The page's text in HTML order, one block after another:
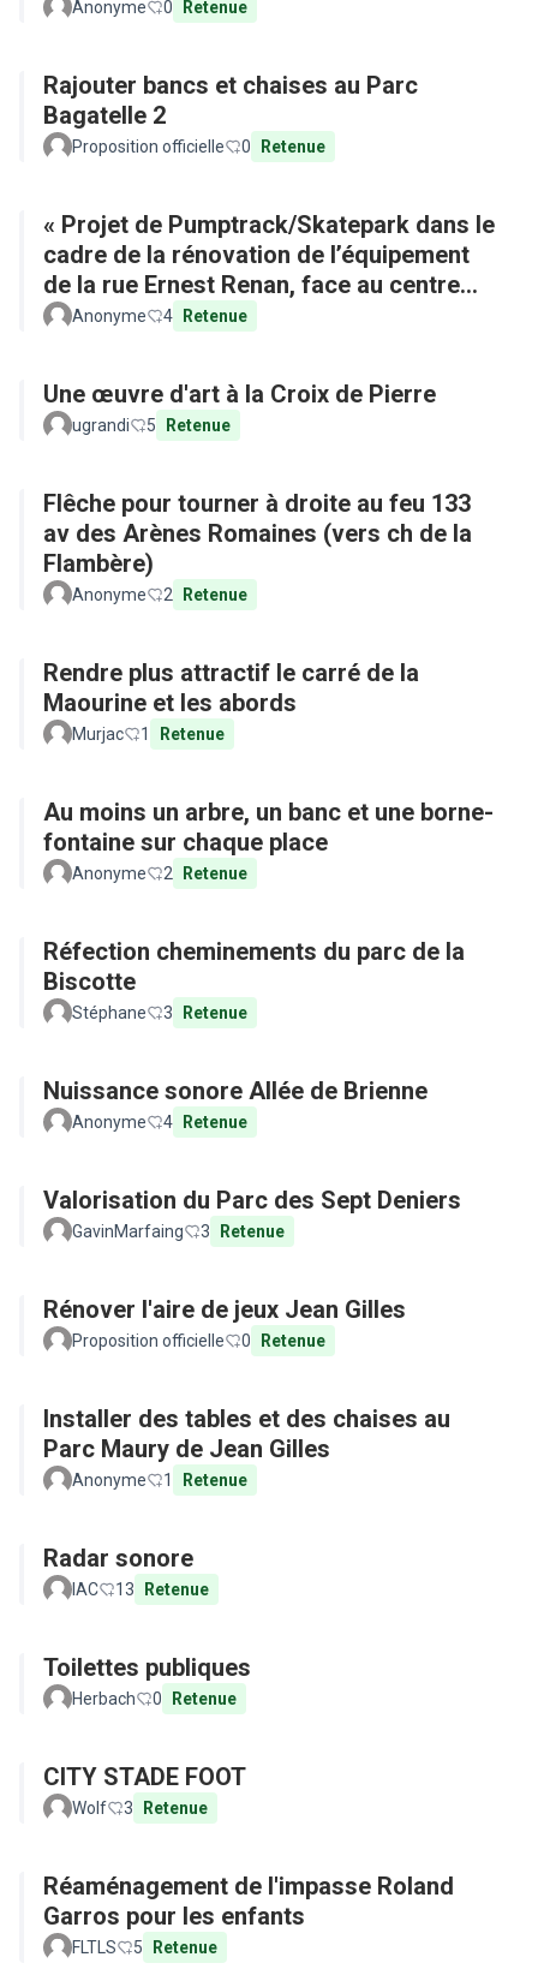
Anonyme 0 Retenue
Rajouter bancs et chaises au Parc
Bagatelle 2
Proposition officielle 0 Retenue
« Projet de Pumptrack/Skatepark dans le
cadre de la rénovation de l’équipement
de la rue Ernest Renan, face au centre
commercial »
Anonyme 4 Retenue
Une œuvre d'art à la Croix de Pierre
ugrandi 5 Retenue
Flêche pour tourner à droite au feu 133
av des Arènes Romaines (vers ch de la
Flambère)
Anonyme 2 Retenue
Rendre plus attractif le carré de la
Maourine et les abords
Murjac 1 Retenue
Au moins un arbre, un banc et une borne-
fontaine sur chaque place
Anonyme 2 Retenue
Réfection cheminements du parc de la
Biscotte
Stéphane 3 Retenue
Nuissance sonore Allée de Brienne
Anonyme 4 Retenue
Valorisation du Parc des Sept Deniers
GavinMarfaing 3 Retenue
Rénover l'aire de jeux Jean Gilles
Proposition officielle 0 Retenue
Installer des tables et des chaises au
Parc Maury de Jean Gilles
Anonyme 1 Retenue
Radar sonore
IAC 13 Retenue
Toilettes publiques
Herbach 0 Retenue
CITY STADE FOOT
Wolf 3 Retenue
Réaménagement de l'impasse Roland
Garros pour les enfants
FLTLS 5 Retenue